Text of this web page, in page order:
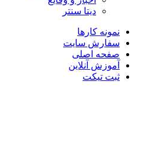
دیتا سنتر
نمونه کارها
سفارش سایت
صفحه اصلی
آموزش آنلاین
ثبت تیکت